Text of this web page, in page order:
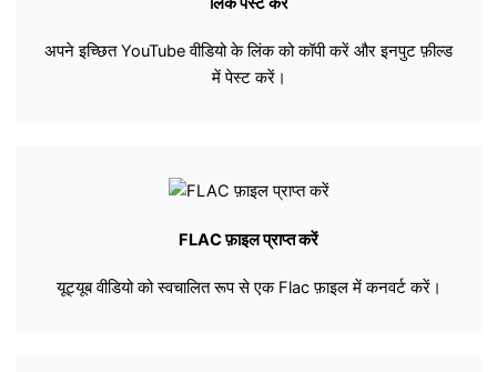
अपने इच्छित YouTube वीडियो के लिंक को कॉपी करें और इनपुट फ़ील्ड
में पेस्ट करें।
FLAC फ़ाइल प्राप्त करें
यूट्यूब वीडियो को स्वचालित रूप से एक Flac फ़ाइल में कनवर्ट करें।